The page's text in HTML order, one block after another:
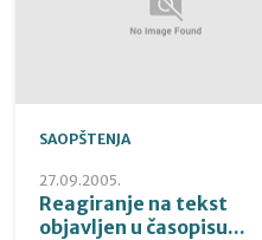
SAOPŠTENJA
27.09.2005.
Reagiranje na tekst
objavljen u časopisu...